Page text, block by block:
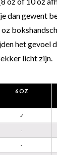
dan gewent
het gevoel
licht zijn.
6 OZ
✓
-
-